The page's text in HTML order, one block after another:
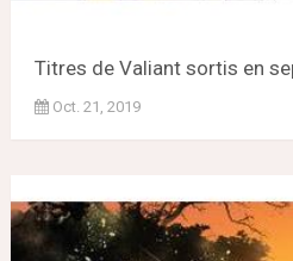
Titres de Valiant sortis en
Oct. 21, 2019